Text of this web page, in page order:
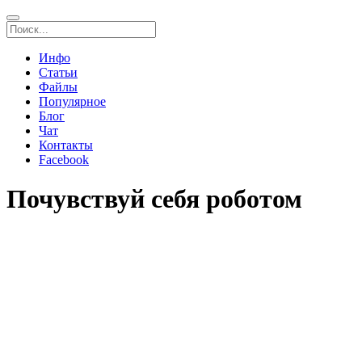
Инфо
Статьи
Файлы
Популярное
Блог
Чат
Контакты
Facebook
Почувствуй себя роботом